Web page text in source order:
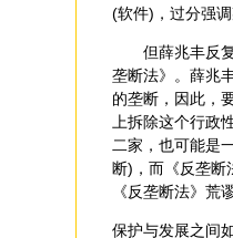
(软件)，过分强
但薛兆丰反复
垄断法》。薛兆
的垄断，因此，
上拆除这个行
二家，也可能是
断)，而《反垄断
《反垄断法》荒
保护与发展之间